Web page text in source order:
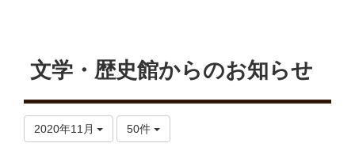
文学・歴史館からのお知らせ
2020年11月 50件